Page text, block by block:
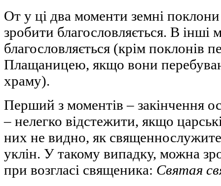
От у ці два моменти земні
зробити благословляється. В інші
благословляється (крім поклонів
Плащаницею, якщо вони
храму).
Перший з моментів – закінчення
– нелегко відстежити, якщо
них не видно, як
уклін. У такому випадку, можна
при возгласі священика: Святая